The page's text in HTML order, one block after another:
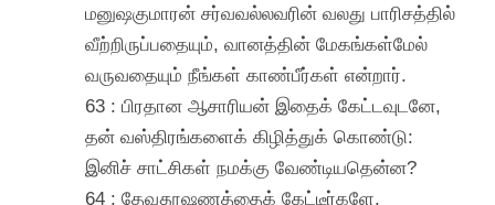
மனுஷகுமாரன் சர்வவல்லவரின் வலது பாரிசத்தில்
வீற்றிருப்பதையும், வானத்தின் மேகங்கள்மேல்
வருவதையும் நீங்கள் காண்பீர்கள் என்றார்.
63 : பிரதான ஆசாரியன் இதைக் கேட்டவுடனே,
தன் வஸ்திரங்களைக் கிழித்துக் கொண்டு:
இனிச் சாட்சிகள் நமக்கு வேண்டியதென்ன?
64 : தேவதூஷணத்தைக் கேட்டீர்களே,